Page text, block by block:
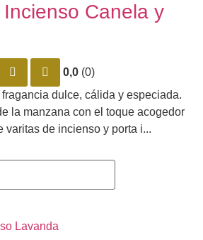
Canela y
0,0 (0)
dulce, cálida y especiada.
la manzana con el toque acogedor
varitas de incienso y porta i...